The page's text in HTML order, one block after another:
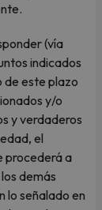
(vía
indicados
de este plazo
y/o
y verdaderos
el
procederá a
demás
lo señalado en